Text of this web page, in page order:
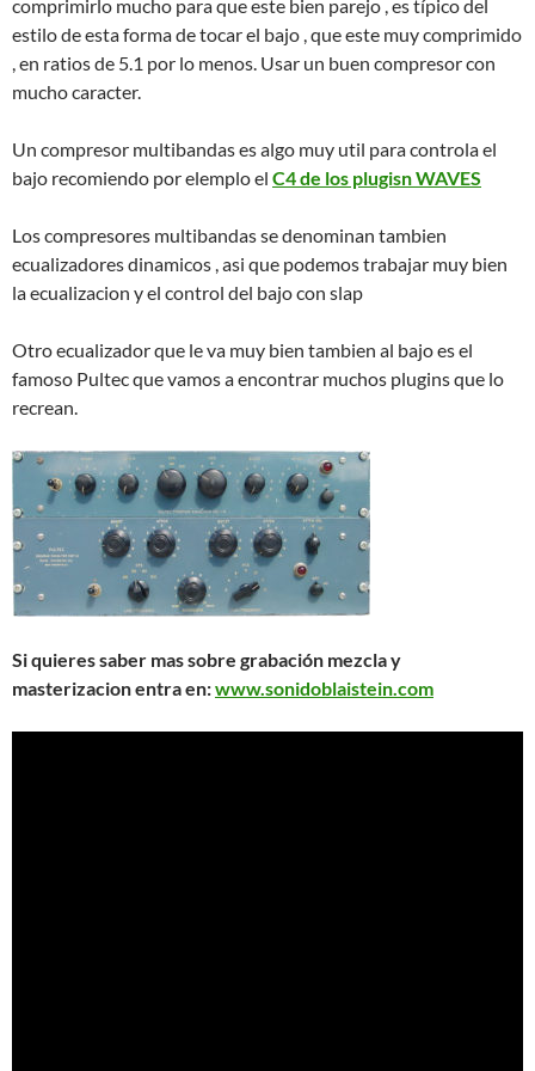
comprimirlo mucho para que este bien parejo , es típico del
estilo de esta forma de tocar el bajo , que este muy comprimido
, en ratios de 5.1 por lo menos. Usar un buen compresor con
mucho caracter.
Un compresor multibandas es algo muy util para controla el
bajo recomiendo por elemplo el C4 de los plugisn WAVES
Los compresores multibandas se denominan tambien
ecualizadores dinamicos , asi que podemos trabajar muy bien
la ecualizacion y el control del bajo con slap
Otro ecualizador que le va muy bien tambien al bajo es el
famoso Pultec que vamos a encontrar muchos plugins que lo
recrean.
Si quieres saber mas sobre grabación mezcla y
masterizacion entra en:www.sonidoblaistein.com